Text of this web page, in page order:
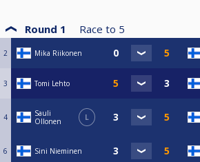
Round 1 Race to 5
2 Mika Riikonen
3 Tomi Lehto
4
Sauli
Ollonen
L
6 Sini Nieminen